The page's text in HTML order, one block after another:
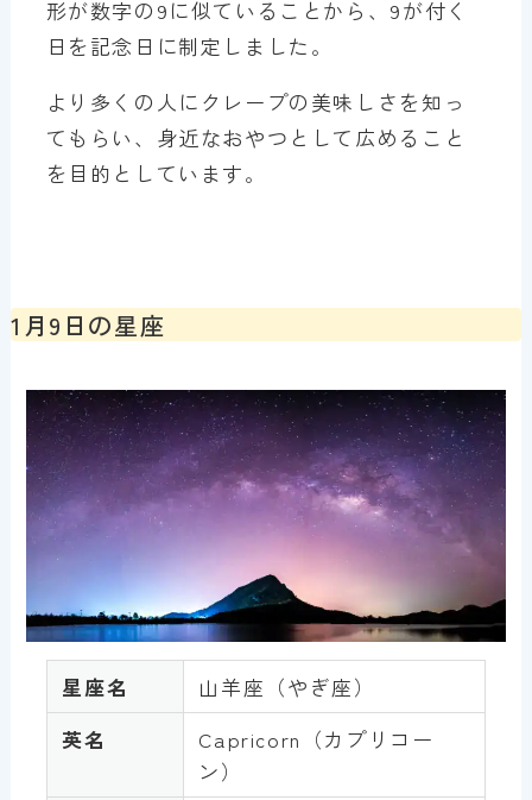
形が数字の9に似ていることから、9が付く
日を記念日に制定しました。
より多くの人にクレープの美味しさを知っ
てもらい、身近なおやつとして広めること
を目的としています。
1月9日の星座
星座名
山羊座（やぎ座）
英名
Capricorn（カプリコー
ン）